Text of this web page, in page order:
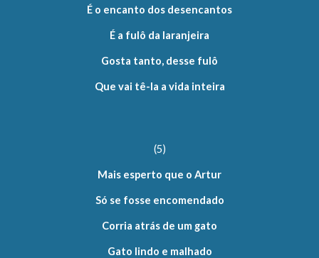
É o encanto dos desencantos
É a fulô da laranjeira
Gosta tanto, desse fulô
Que vai tê-la a vida inteira
(5)
Mais esperto que o Artur
Só se fosse encomendado
Corria atrás de um gato
Gato lindo e malhado